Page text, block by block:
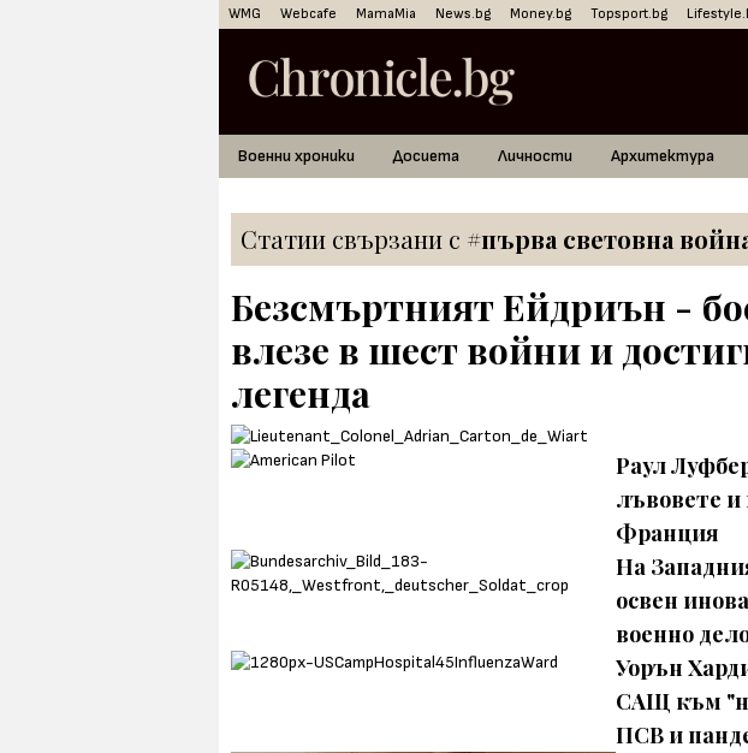
WMG Webcafe MamaMia News.bg Money.bg Topsport.bg
Военни хроники Досиета Личности Архитектура
Статии свързани с #първа световна
Безсмъртният Ейдриън -
влезе в шест войни и
легенда
Раул
лъвовете
Франция
На
освен
военно
Уорън
САЩ към
ПСВ и